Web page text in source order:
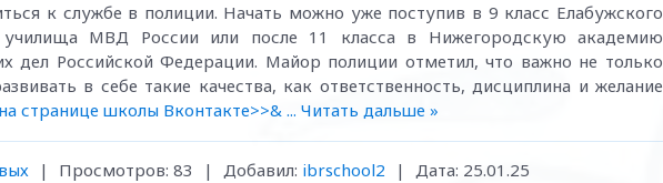
к службе в полиции. Начать можно уже поступив в 9 класс Елабужского
училища МВД России или после 11 класса в Нижегородскую академию
дел Российской Федерации. Майор полиции отметил, что важно не только
в себе такие качества, как ответственность, дисциплина и желание
странице школы Вконтакте>>& ... Читать дальше »
| Просмотров: 83 | Добавил: ibrschool2 | Дата: 25.01.25